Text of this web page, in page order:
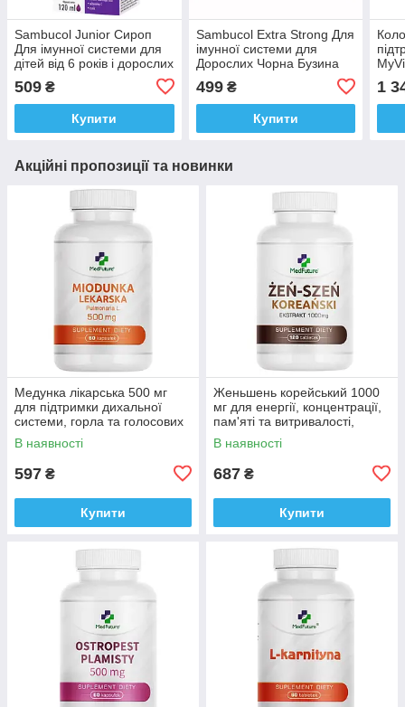
Sambucol Junior Сироп
Для імунної системи для
дітей від 6 років і дорослих
Доставка з ЄС
509 ₴
Купити
Sambucol Extra Strong Для
імунної системи для
Дорослих Чорна Бузина
499₴
Купити
1
Акційні пропозиції та новинки
Медунка лікарська 500 мг
для підтримки дихальної
системи, горла та голосових
зв'язок, Medfuture Pulmonaria
60 капсул Доставка з ЄС
В наявності
597 ₴
Купити
Женьшень корейський 1000
мг для енергії, концентрації,
пам'яті та витривалості,
Medfuture Korean Ginseng
120табл. Доставка з ЄС
В наявності
687 ₴
Купити